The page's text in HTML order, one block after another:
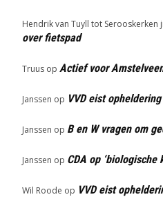
Hendrik van Tuyll tot Serooskerken
over fietspad
Truus op Actief voor
Janssen op VVD eist
Janssen op B en W vragen om
Janssen op CDA op ‘biologische
Wil Roode op VVD eist